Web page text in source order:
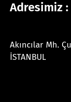
Adresimiz :
Akıncılar Mh.
İSTANBUL